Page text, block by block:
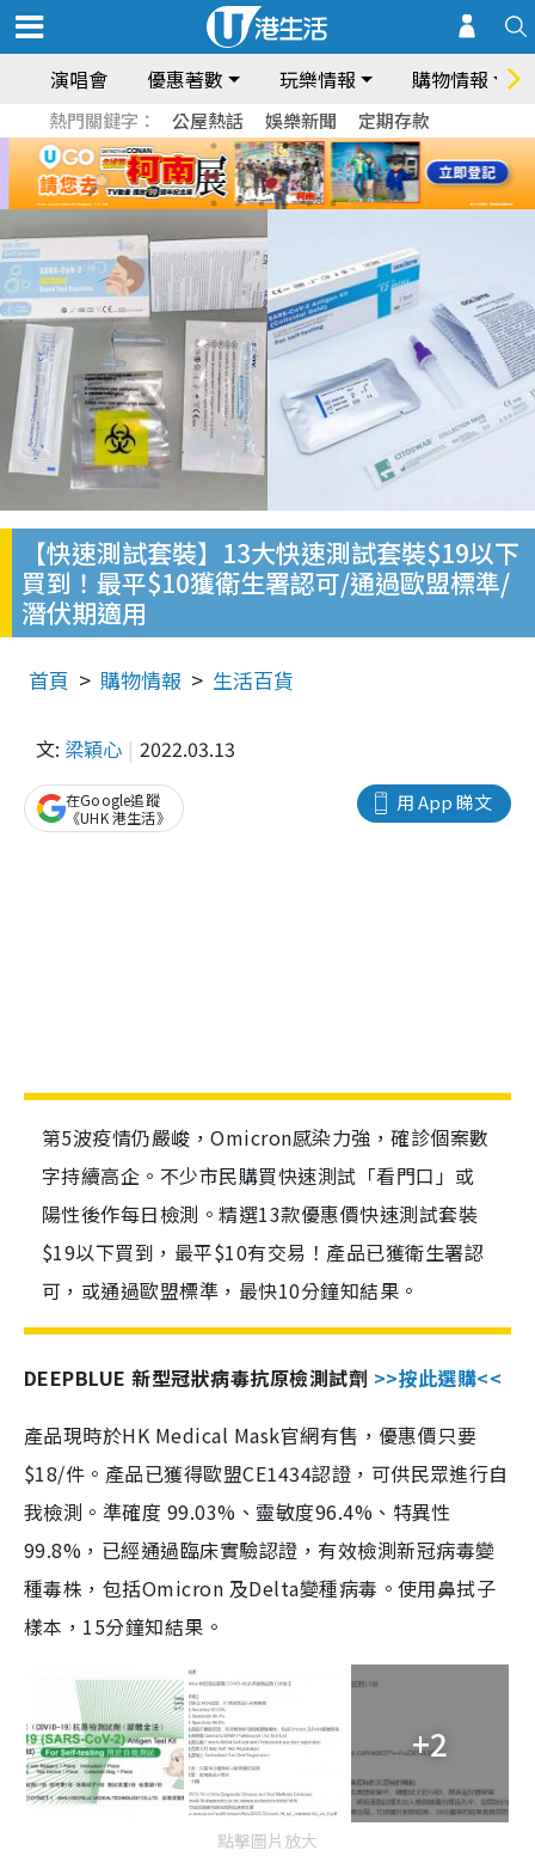
演唱會 優惠著數 玩樂情報 購物情報
熱門關鍵字： 公屋熱話 娛樂新聞 定期存款
【快速測試套裝】13大快速測試套裝$19以下
買到！最平$10獲衛生署認可/通過歐盟標準/
潛伏期適用
首頁 購物情報 生活百貨
文: 梁穎心 2022.03.13
用 App 睇文
在Google追蹤
《UHK 港生活》
第5波疫情仍嚴峻，Omicron感染力強，確診個案數
字持續高企。不少市民購買快速測試「看門口」或
陽性後作每日檢測。精選13款優惠價快速測試套裝
$19以下買到，最平$10有交易！產品已獲衛生署認
可，或通過歐盟標準，最快10分鐘知結果。
DEEPBLUE 新型冠狀病毒抗原檢測試劑 >>按此選購<<
產品現時於HK Medical Mask官網有售，優惠價只要
$18/件。產品已獲得歐盟CE1434認證，可供民眾進行自
我檢測。準確度 99.03%、靈敏度96.4%、特異性
99.8%，已經通過臨床實驗認證，有效檢測新冠病毒變
種毒株，包括Omicron 及Delta變種病毒。使用鼻拭子
樣本，15分鐘知結果。
+2
點擊圖片放大